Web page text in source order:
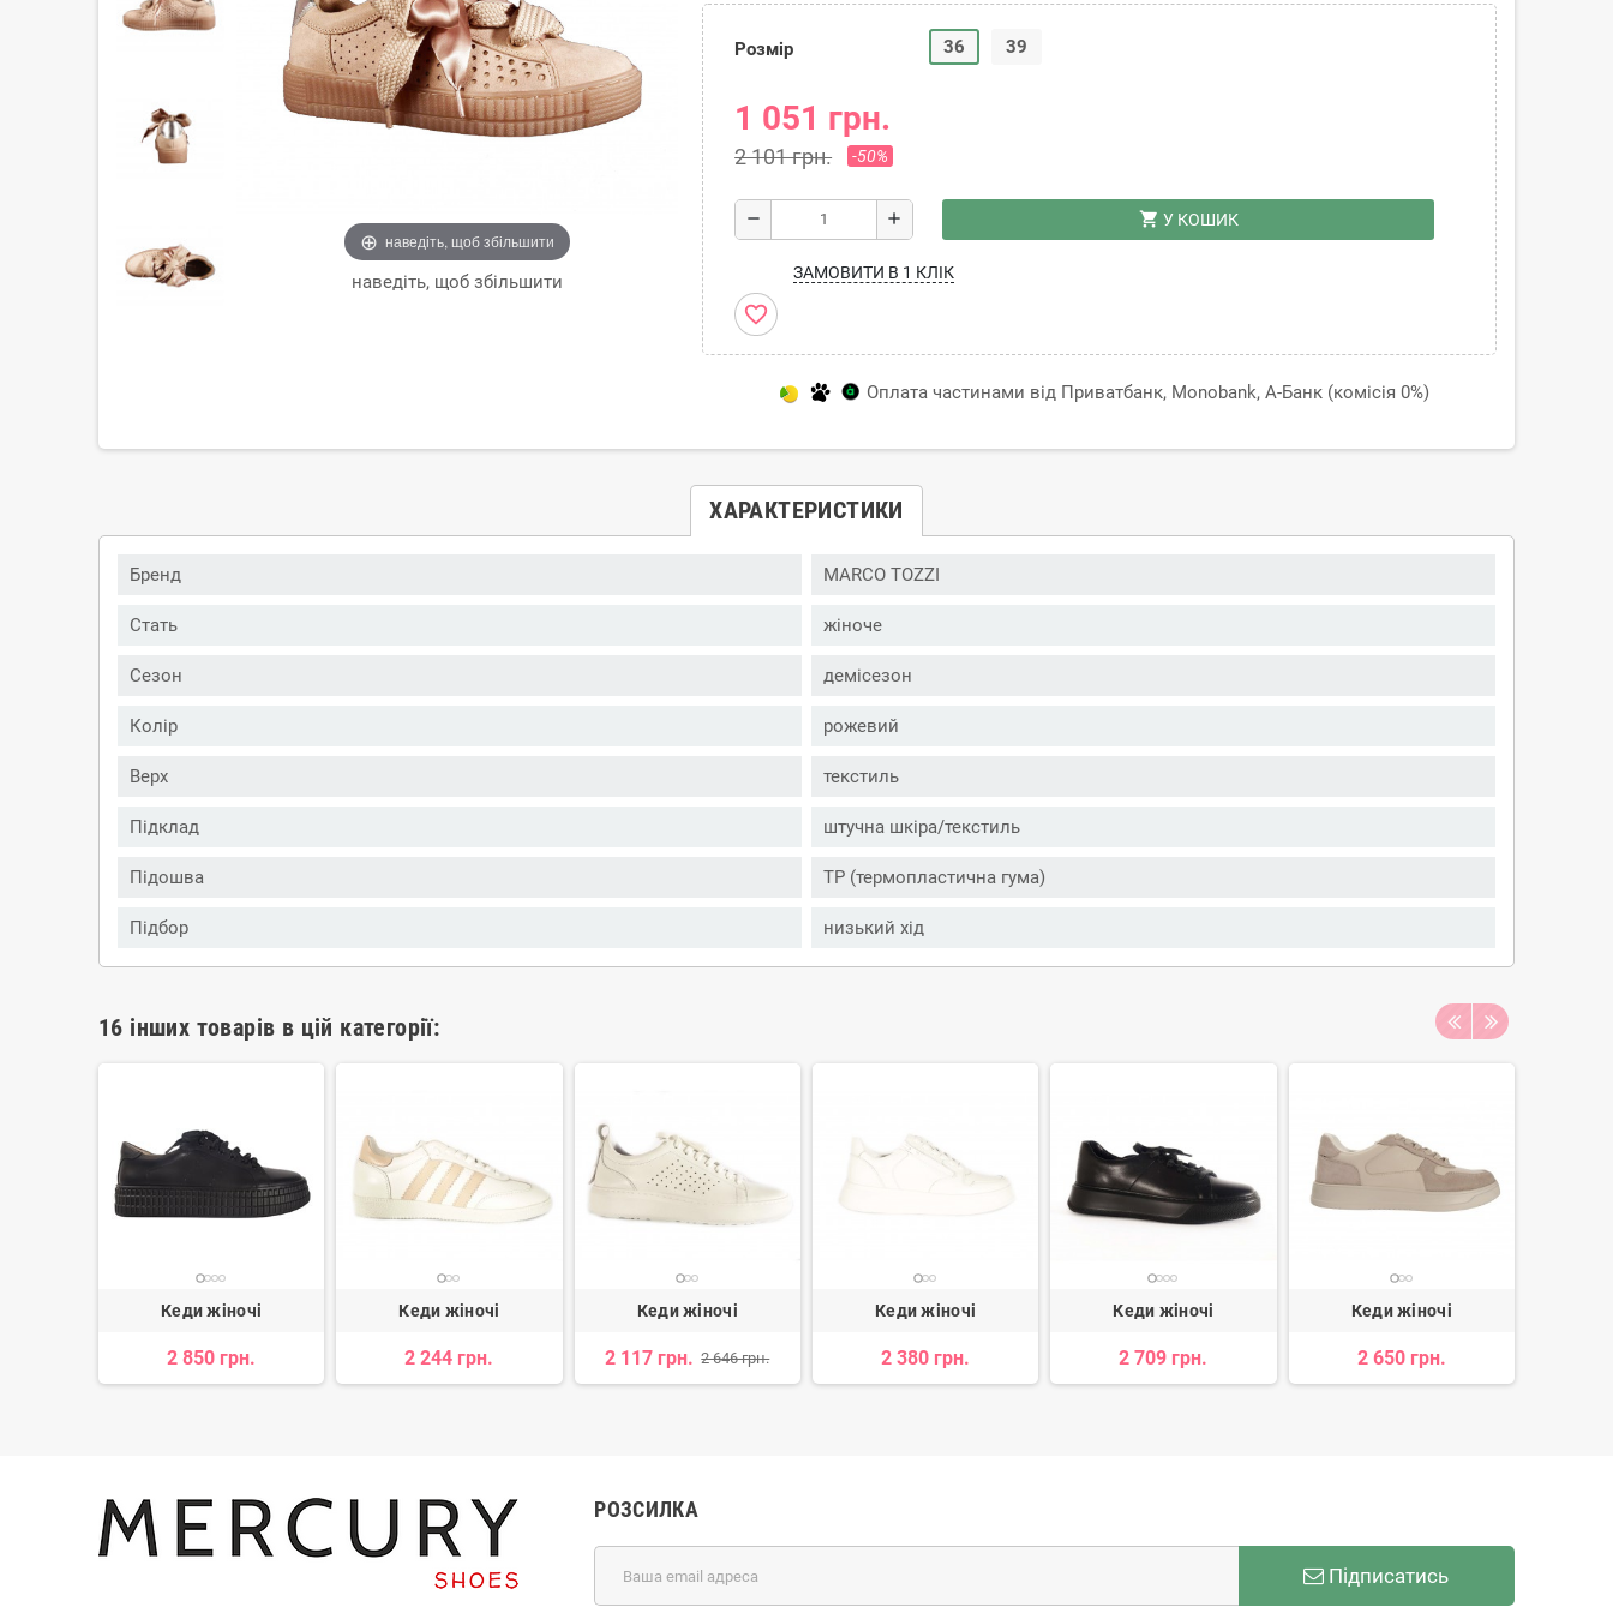
наведіть, щоб збільшити
наведіть, щоб збільшити
Розмір 36 39
1 051 грн.
2 101 грн. -50%
remove add shopping_cart У КОШИК
ЗАМОВИТИ В 1 КЛІК
favorite_border
Оплата частинами від Приватбанк, Monobank, А-Банк (комісія 0%)
ХАРАКТЕРИСТИКИ
Бренд MARCO TOZZI
Стать жіноче
Сезон демісезон
Колір рожевий
Верх текстиль
Підклад штучна шкіра/текстиль
Підошва ТР (термопластична гума)
Підбор низький хід
16 інших товарів в цій категорії:
Кеди жіночі
2 850 грн.
Кеди жіночі
2 244 грн.
Кеди жіночі
2 117 грн. 2 646 грн.
Кеди жіночі
2 380 грн.
Кеди жіночі
2 709 грн.
Кеди жіночі
2 650 грн.
РОЗСИЛКА
Підписатись